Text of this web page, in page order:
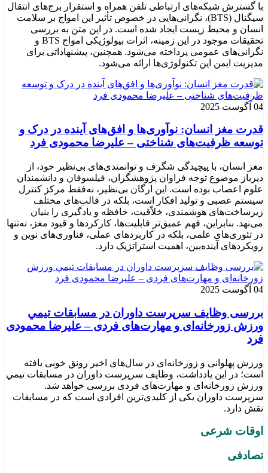
با گسترش شبکه‌های ارتباطی تلفن همراه و استقرار برج‌های انتقال
سیگنال (BTS)، نگرانی‌هایی در خصوص تأثیر این امواج بر سلامت
انسان و محیط زیست ایجاد شده است. در این متن به بررسی
تحقیقات موجود در این زمینه، اثرات بیولوژیکی امواج BTS و
نگرانی‌های عمومی پرداخته می‌شود. همچنین، پیشنهاداتی برای
مدیریت ایمن این تکنولوژی‌ها ارائه می‌شود.
04 آگوست 2025
قدرت مغز انسان: نوآوری‌ها و افق‌های آینده در درک و
توسعه ظرفیت‌های شناختی – علیرضا محمودی فرد
مغز انسان، با پیچیدگی شگرف و توانمندی‌های بی‌نظیر خود، از
دیرباز موضوع توجه فراوان پژوهشگران، فیلسوفان و دانشمندان
علوم اعصاب بوده است. این ارگان بی‌نظیر، نه‌فقط مرکز کنترل
سیستم عصبی و تولید افکار است، بلکه در قالب‌های مختلف
زیرساخت‌های هوشمندی، خلاّقیت، حافظه و یادگیری را بنیان
می‌نهد. بنابراین، فهم عمیق‌تر قابلیت‌ها، کارکردها و قیود مغز، نه‌تنها
در تئوری‌های علمی، بلکه در کاربردهای عملی، فناوری‌های نوین و
رویکردهای آینده‌بین، اهمیت استراتژیک دارد.
04 آگوست 2025
بررسی وظايف سرپرست داوران در مسابقات تیمي
ورزش زورخانه‌ای و مهارت‌های فردی – علیرضا محمودی
فرد
ورزش پهلوانی و زورخانه‌ای در سال‌های اخیر رونق خوبی یافته
است؛ در این یادداشت، وظایف سرپرست داوران در مسابقات تیمي
ورزش زورخانه‌ای و مهارت‌های فردی بررسی خواهد شد.
سرپرست داوران یکی از کلیدی‌ترین افرادی است که در مسابقات
نقش دارد.
اوقات شرعی
تصادفی